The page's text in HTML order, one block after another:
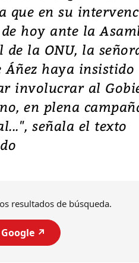
que en su
hoy ante la
de la ONU, la
Áñez haya insistido
involucrar al
en plena
señala el texto
resultados de búsqueda.
↗️
Video, Japón:
deja heridos y
daños en Kumamoto
julio en la prefectura de
al sur de Japón, provocando
emergencia de gran